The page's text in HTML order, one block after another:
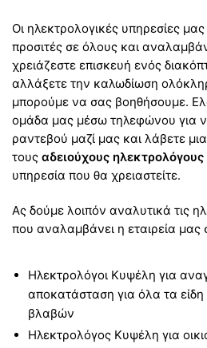
Οι ηλεκτρολογικές υπηρεσίες
προσιτές σε όλους και
χρειάζεστε επισκευή ενός
αλλάξετε την καλωδίωση
μπορούμε να σας βοηθήσουμε.
ομάδα μας μέσω τηλεφώνου για
ραντεβού μαζί μας και λάβετε
τους αδειούχους
υπηρεσία που θα χρειαστείτε.
Ας δούμε λοιπόν αναλυτικά τις
που αναλαμβάνει η εταιρεία μας
Ηλεκτρολόγοι Κυψέλη για
αποκατάσταση για όλα τα
βλαβών
Ηλεκτρολόγος Κυψέλη για